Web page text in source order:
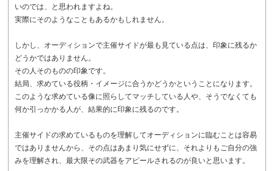
いのでは、と思われますよね。
実際にそのようなこともあるかもしれません。
しかし、オーディションで主催サイドが最も見ている点は、印象に残るか
どうかではありません。
その人そのものの印象です。
結局、求めている役柄・イメージに合うかどうかということになります。
このような求めている像に照らしてマッチしている人や、そうでなくても
何か引っかかる人が、結果的に印象に残るのです。
主催サイドの求めているものを理解してオーディションに臨むことは容易
ではありませんから、その点はあまり気にせずに、それよりもご自分の強
みを理解され、最大限その武器をアピールされるのが良いと思います。